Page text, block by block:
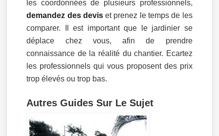
les coordonnées de plusieurs professionnels,
demandez des deviset prenez le temps de les
comparer. Il est important que le jardinier se
déplace chez vous, afin de prendre
connaissance de la réalité du chantier. Ecartez
les professionnels qui vous proposent des prix
trop élevés ou trop bas.
Autres Guides Sur Le Sujet